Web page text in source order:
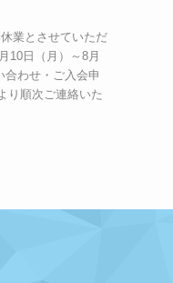
業とさせていただ
10日（月）～8月
合わせ・ご入会申
り順次ご連絡いた